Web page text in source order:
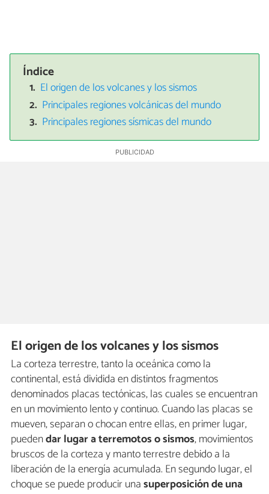
Índice
El origen de los volcanes y los sismos
Principales regiones volcánicas del mundo
Principales regiones sísmicas del mundo
El origen de los volcanes y los sismos
La corteza terrestre, tanto la oceánica como la
continental, está dividida en distintos fragmentos
denominados placas tectónicas, las cuales se encuentran
en un movimiento lento y continuo. Cuando las placas se
mueven, separan o chocan entre ellas, en primer lugar,
puedendar lugar a terremotos o sismos, movimientos
bruscos de la corteza y manto terrestre debido a la
liberación de la energía acumulada. En segundo lugar, el
choque se puede producir unasuperposición de una